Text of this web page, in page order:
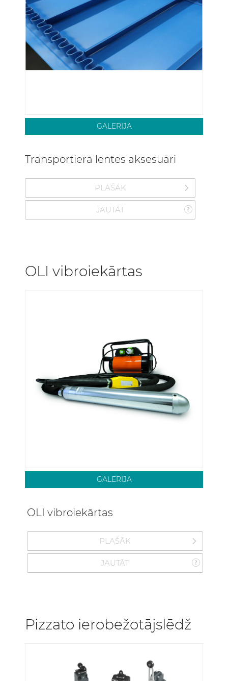
Transportiera lentes aksesuāri
PLAŠĀK
JAUTĀT
GALERIJA
OLI vibroiekārtas
OLI vibroiekārtas
PLAŠĀK
JAUTĀT
GALERIJA
Pizzato ierobežotājslēdž